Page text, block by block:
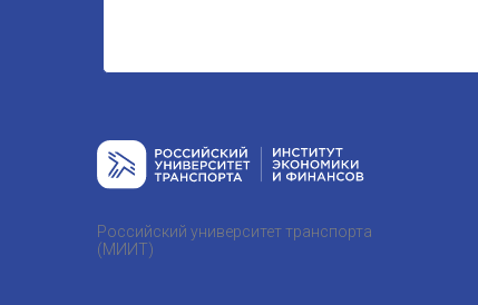
Российский университет транспорта
(МИИТ)